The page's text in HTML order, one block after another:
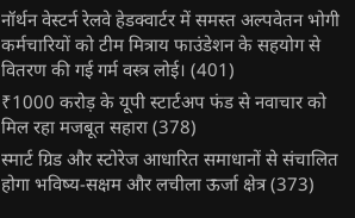
नॉर्थन वेस्टर्न रेलवे हेडक्वार्टर में समस्त अल्पवेतन भोगी
कर्मचारियों को टीम मित्राय फाउंडेशन के सहयोग से
वितरण की गई गर्म वस्त्र लोई। (401)
₹1000 करोड़ के यूपी स्टार्टअप फंड से नवाचार को
मिल रहा मजबूत सहारा (378)
स्मार्ट ग्रिड और स्टोरेज आधारित समाधानों से संचालित
होगा भविष्य-सक्षम और लचीला ऊर्जा क्षेत्र (373)